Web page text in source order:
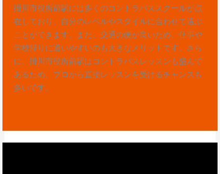
掛川市役所前駅には多くのコントラバススクールが点
在しており、自分のレベルやスタイルに合わせて選ぶ
ことができます。また、交通の便が良いため、仕事や
学校帰りに通いやすいのも大きなメリットです。さら
に、掛川市役所前駅はコントラバスレッスンも盛んで
あるため、プロから直接レッスンを受けるチャンスも
多いです。